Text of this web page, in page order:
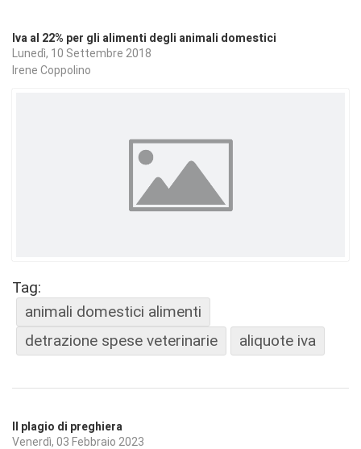
Iva al 22% per gli alimenti degli animali domestici
Lunedì, 10 Settembre 2018
Irene Coppolino
Tag:
animali domestici alimenti
detrazione spese veterinarie
aliquote iva
Il plagio di preghiera
Venerdì, 03 Febbraio 2023